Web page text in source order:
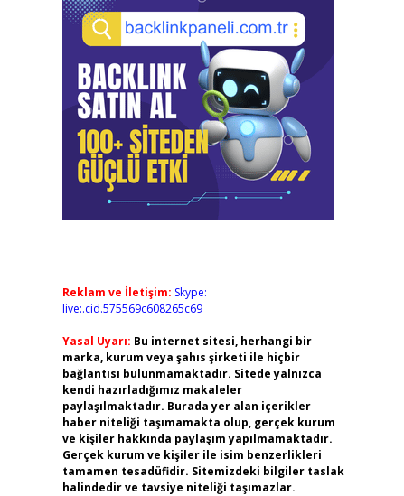
Reklam ve İletişim: Skype:
live:.cid.575569c608265c69
Yasal Uyarı: Bu internet sitesi, herhangi bir
marka, kurum veya şahıs şirketi ile hiçbir
bağlantısı bulunmamaktadır. Sitede yalnızca
kendi hazırladığımız makaleler
paylaşılmaktadır. Burada yer alan içerikler
haber niteliği taşımamakta olup, gerçek kurum
ve kişiler hakkında paylaşım yapılmamaktadır.
Gerçek kurum ve kişiler ile isim benzerlikleri
tamamen tesadüfidir. Sitemizdeki bilgiler taslak
halindedir ve tavsiye niteliği taşımazlar.